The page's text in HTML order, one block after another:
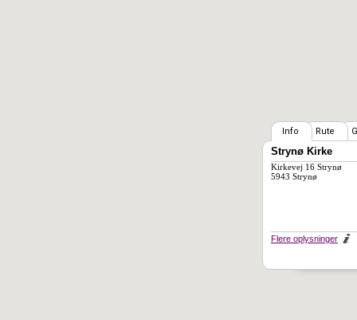
Info Rute
Strynø Kirke
Kirkevej 16 Strynø
5943 Strynø
Flere oplysninger